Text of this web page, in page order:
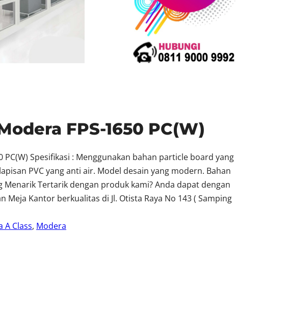
FPS-1650 PC(W)
PC(W) Spesifikasi : Menggunakan bahan particle board yang
PVC yang anti air. Model desain yang modern. Bahan
Menarik Tertarik dengan produk kami? Anda dapat dengan
Meja Kantor berkualitas di Jl. Otista Raya No 143 ( Samping
A Class, Modera